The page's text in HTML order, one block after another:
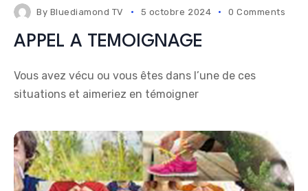
By Bluediamond TV 5 octobre 2024 0 Comments
APPEL A TEMOIGNAGE
Vous avez vécu ou vous êtes dans l’une de ces
situations et aimeriez en témoigner